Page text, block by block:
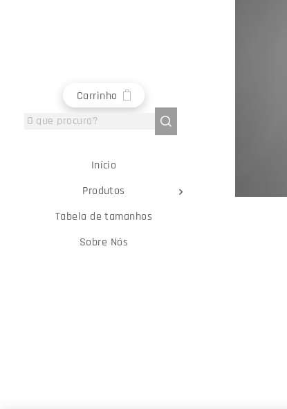
Carrinho
Início
Produtos
Tabela de tamanhos
Sobre Nós